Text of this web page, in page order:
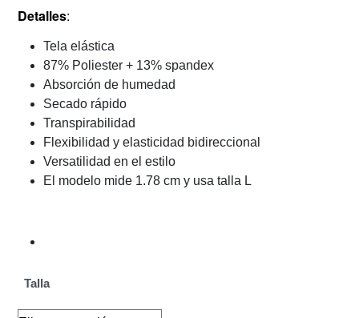
Detalles:
Tela elástica
87% Poliester + 13% spandex
Absorción de humedad
Secado rápido
Transpirabilidad
Flexibilidad y elasticidad bidireccional
Versatilidad en el estilo
El modelo mide 1.78 cm y usa talla L
Talla